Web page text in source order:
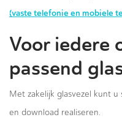
(vaste telefonie en mobiele
Voor iedere
passend
Met zakelijk glasvezel kunt u
en download realiseren.